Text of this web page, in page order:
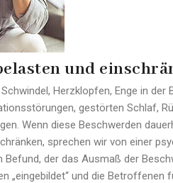
und
Herzklopfen, Enge in der
gestörten Schlaf,
Wenn diese Beschwerden
sprechen wir von einer
der das Ausmaß der
„eingebildet“ und die Betroffenen